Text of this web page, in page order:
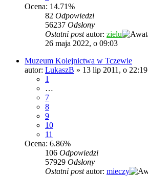
Ocena: 14.71%
82 Odpowiedzi
56237 Odsłony
Ostatni postautor: zielu
26 maja 2022, o 09:03
Muzeum Kolejnictwa w Tczewie
autor: LukaszB » 13 lip 2011, o 22:19
1
…
7
8
9
10
11
Ocena: 6.86%
106 Odpowiedzi
57929 Odsłony
Ostatni postautor: mieczy